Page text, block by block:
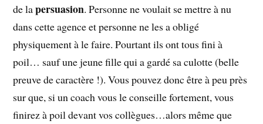
de lapersuasion. Personne ne voulait se mettre à nu
dans cette agence et personne ne les a obligé
physiquement à le faire. Pourtant ils ont tous fini à
poil… sauf une jeune fille qui a gardé sa culotte (belle
preuve de caractère !). Vous pouvez donc être à peu près
sur que, si un coach vous le conseille fortement, vous
finirez à poil devant vos collègues…alors même que